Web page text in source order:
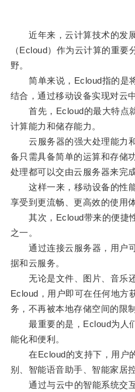
近年来，云计算技术的发展
（Ecloud）作为云计算的重
野。
简单来说，Ecloud指的是
结合，通过移动设备实现对云
首先，Ecloud的最大特点
计算能力和储存能力。
云服务器的强大处理能力
备只需具备简单的运算和存储
处理都可以交由云服务器来完成
这样一来，移动设备的性能
享受到更流畅、更高效的使用体
其次，Ecloud带来的便捷
之一。
通过连接云服务器，用户可
据和云服务。
无论是文件、图片、音乐还
Ecloud，用户即可在任何地方
务，不再被本地存储空间的限
最重要的是，Ecloud为人
能化和便利。
在Ecloud的支持下，用户
别、智能语音助手、智能家居
通过与云中的智能系统交互